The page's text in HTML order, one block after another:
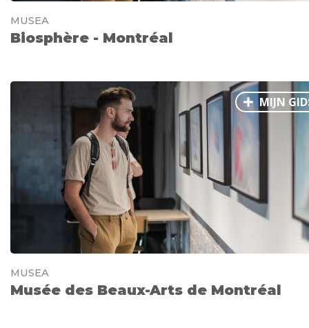
MUSEA
Biosphère - Montréal
MIJN
MUSEA
Musée des Beaux-Arts de Montréal